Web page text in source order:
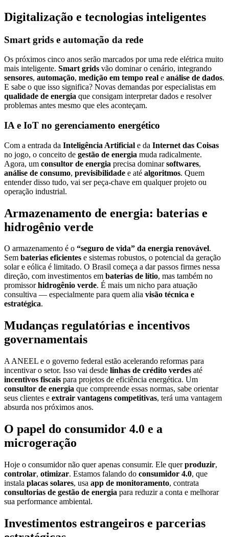
Digitalização e tecnologias inteligentes
Smart grids e automação da rede
Os próximos cinco anos serão marcados por uma rede elétrica muito
mais inteligente. Smart grids vão dominar o cenário, integrando
sensores, automação, medição em tempo real e análise de dados.
E sabe o que isso significa? Novas demandas por especialistas em
qualidade de energia que consigam interpretar dados e resolver
problemas antes mesmo que eles aconteçam.
IA e IoT no gerenciamento energético
Com a entrada da Inteligência Artificial e da Internet das Coisas
no jogo, o conceito de gestão de energia muda radicalmente.
Agora, um consultor de energia precisa dominarsoftwares,
análise de consumo, previsibilidade e até algoritmos. Quem
entender disso tudo, vai ser peça-chave em qualquer projeto ou
operação industrial.
Armazenamento de energia: baterias e
hidrogênio verde
O armazenamento é o “seguro de vida” da energia renovável.
Sem baterias eficientes e sistemas robustos, o potencial da geração
solar e eólica é limitado. O Brasil começa a dar passos firmes nessa
direção, com investimentos em baterias de lítio, mas também no
promissorhidrogênio verde. É mais um nicho para atuação
consultiva — especialmente para quem alia visão técnica e
estratégica.
Mudanças regulatórias e incentivos
governamentais
A ANEEL e o governo federal estão acelerando reformas para
incentivar o setor. Isso vai desde linhas de crédito verdes até
incentivos fiscais para projetos de eficiência energética. Um
consultor de energia que compreende essas normas, sabe orientar
seus clientes e extrair vantagens competitivas, terá uma vantagem
absurda nos próximos anos.
O papel do consumidor 4.0 e a
microgeração
Hoje o consumidor não quer apenas consumir. Ele querproduzir,
controlar, otimizar. Estamos falando do consumidor 4.0, que
instala placas solares, usa app de monitoramento, contrata
consultorias de gestão de energia para reduzir a conta e melhorar
sua performance ambiental.
Investimentos estrangeiros e parcerias